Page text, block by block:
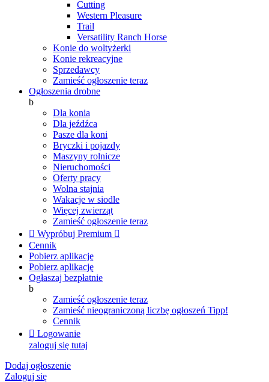
Cutting
Western Pleasure
Trail
Versatility Ranch Horse
Konie do woltyżerki
Konie rekreacyjne
Sprzedawcy
Zamieść ogłoszenie teraz
Ogłoszenia drobne
b
Dla konia
Dla jeźdźca
Pasze dla koni
Bryczki i pojazdy
Maszyny rolnicze
Nieruchomości
Oferty pracy
Wolna stajnia
Wakacje w siodle
Więcej zwierząt
Zamieść ogłoszenie teraz
 Wypróbuj Premium 
Cennik
Pobierz aplikację
Pobierz aplikację
Ogłaszaj bezpłatnie
b
Zamieść ogłoszenie teraz
Zamieść nieograniczoną liczbę ogłoszeń Tipp!
Cennik
 Logowanie
zaloguj się tutaj
Dodaj ogłoszenie
Zaloguj się